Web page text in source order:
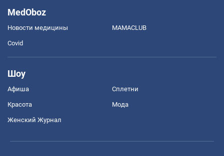
MedOboz
Новости медицины MAMACLUB
Covid
Шоу
Афиша Сплетни
Красота Мода
Женский Журнал